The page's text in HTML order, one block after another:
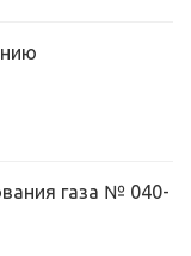
газа № 040-